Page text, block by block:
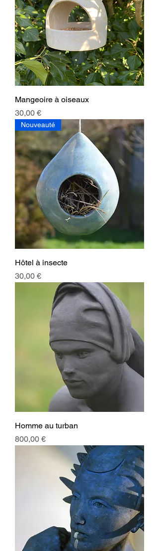
Mangeoire à oiseaux
Prix
30,00 €
Nouveauté
Hôtel à insecte
Prix
30,00 €
Homme au turban
Prix
800,00 €